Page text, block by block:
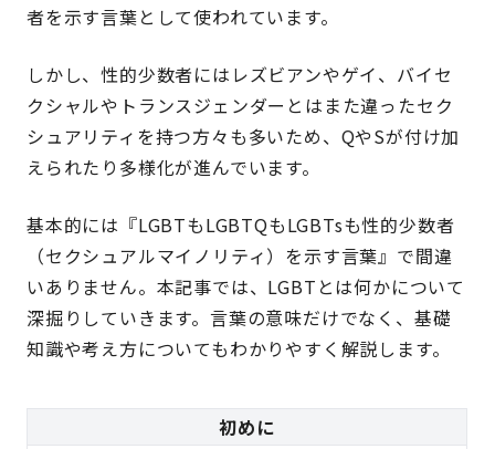
者を示す言葉として使われています。
しかし、性的少数者にはレズビアンやゲイ、バイセ
クシャルやトランスジェンダーとはまた違ったセク
シュアリティを持つ方々も多いため、QやSが付け加
えられたり多様化が進んでいます。
基本的には『LGBTもLGBTQもLGBTsも性的少数者
（セクシュアルマイノリティ）を示す言葉』で間違
いありません。本記事では、LGBTとは何かについて
深掘りしていきます。言葉の意味だけでなく、基礎
知識や考え方についてもわかりやすく解説します。
初めに